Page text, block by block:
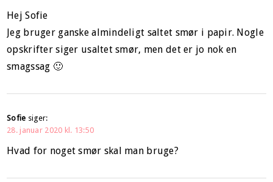
Hej Sofie
Jeg bruger ganske almindeligt saltet smør i papir. Nogle
opskrifter siger usaltet smør, men det er jo nok en
smagssag 🙂
Sofie siger:
28. januar 2020 kl. 13:50
Hvad for noget smør skal man bruge?